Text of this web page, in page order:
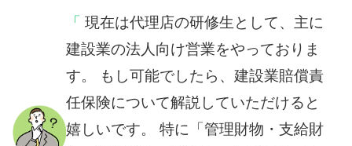
現在は代理店の研修生として、主に
建設業の法人向け営業をやっておりま
す。 もし可能でしたら、建設業賠償責
任保険について解説していただけると
嬉しいです。 特に「管理財物・支給財